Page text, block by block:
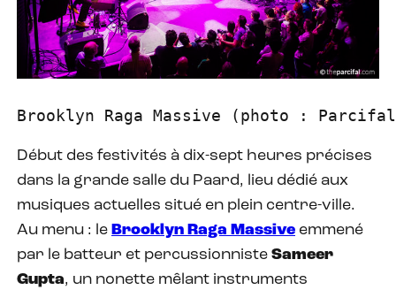
Brooklyn Raga Massive (photo : Parcifal
Début des festivités à dix-sept heures précises
dans la grande salle du Paard, lieu dédié aux
musiques actuelles situé en plein centre-ville.
Au menu : le Brooklyn Raga Massive emmené
par le batteur et percussionniste Sameer
Gupta, un nonette mêlant instruments